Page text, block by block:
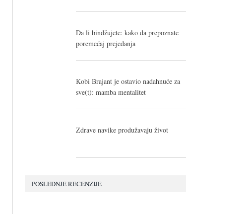
Da li bindžujete: kako da prepoznate
poremećaj prejedanja
Kobi Brajant je ostavio nadahnuće za
sve(t): mamba mentalitet
Zdrave navike produžavaju život
POSLEDNJE RECENZIJE